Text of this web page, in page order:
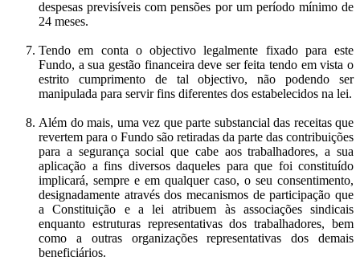
despesas previsíveis com pensões por um período mínimo de
24 meses.
Tendo em conta o objectivo legalmente fixado para este
Fundo, a sua gestão financeira deve ser feita tendo em vista o
estrito cumprimento de tal objectivo, não podendo ser
manipulada para servir fins diferentes dos estabelecidos na lei.
Além do mais, uma vez que parte substancial das receitas que
revertem para o Fundo são retiradas da parte das contribuições
para a segurança social que cabe aos trabalhadores, a sua
aplicação a fins diversos daqueles para que foi constituído
implicará, sempre e em qualquer caso, o seu consentimento,
designadamente através dos mecanismos de participação que
a Constituição e a lei atribuem às associações sindicais
enquanto estruturas representativas dos trabalhadores, bem
como a outras organizações representativas dos demais
beneficiários.